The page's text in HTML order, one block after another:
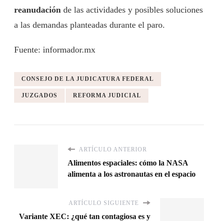
reanudación de las actividades y posibles soluciones
a las demandas planteadas durante el paro.
Fuente: informador.mx
CONSEJO DE LA JUDICATURA FEDERAL
JUZGADOS REFORMA JUDICIAL
ARTÍCULO ANTERIOR
Alimentos espaciales: cómo la NASA
alimenta a los astronautas en el espacio
ARTÍCULO SIGUIENTE
Variante XEC: ¿qué tan contagiosa es y